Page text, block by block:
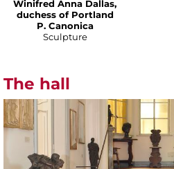
Winifred Anna Dallas,
duchess of Portland
P. Canonica
Sculpture
The hall